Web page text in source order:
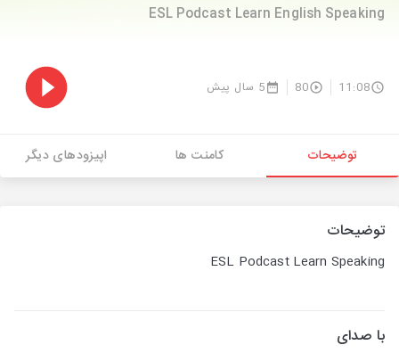
ESL Podcast Learn English Speaking
11:08
80 5 سال پیش
توضیحات کامنت ها اپیزودهای دیگر
توضیحات
ESL Podcast Learn Speaking
با صدای